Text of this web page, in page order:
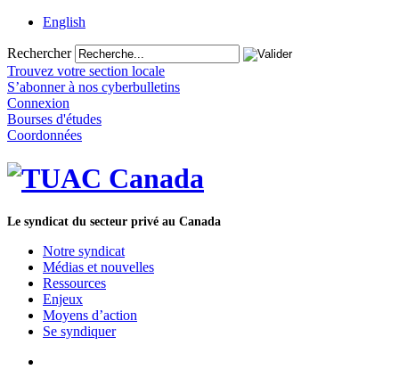
English
Rechercher
Trouvez votre section locale
S’abonner à nos cyberbulletins
Connexion
Bourses d'études
Coordonnées
Le syndicat du secteur privé au Canada
Notre syndicat
Médias et nouvelles
Ressources
Enjeux
Moyens d’action
Se syndiquer